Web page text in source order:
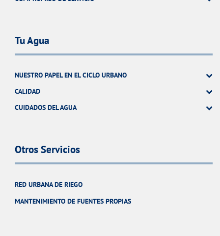
Tu Agua
NUESTRO PAPEL EN EL CICLO URBANO
CALIDAD
CUIDADOS DEL AGUA
Otros Servicios
RED URBANA DE RIEGO
MANTENIMIENTO DE FUENTES PROPIAS